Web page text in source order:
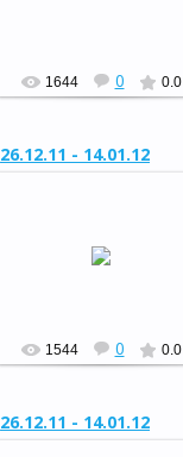
1644 0 0.0
26.12.11 - 14.01.12
«Сохраним живую ель»
1544 0 0.0
26.12.11 - 14.01.12